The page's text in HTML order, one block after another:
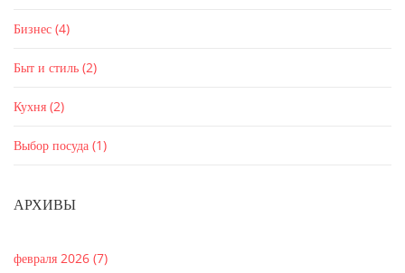
Бизнес (4)
Быт и стиль (2)
Кухня (2)
Выбор посуда (1)
АРХИВЫ
февраля 2026 (7)